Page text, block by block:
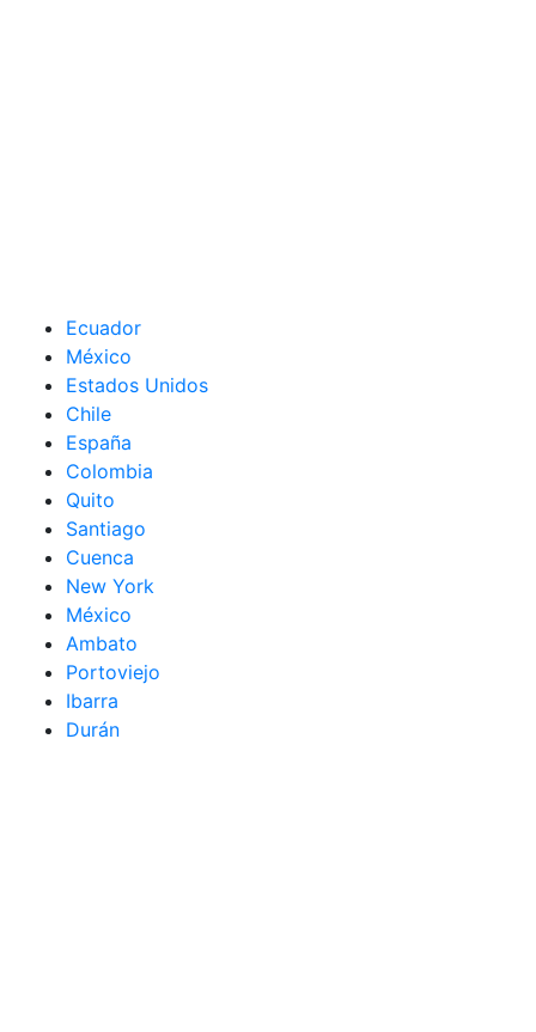
Ecuador
México
Estados Unidos
Chile
España
Colombia
Quito
Santiago
Cuenca
New York
México
Ambato
Portoviejo
Ibarra
Durán